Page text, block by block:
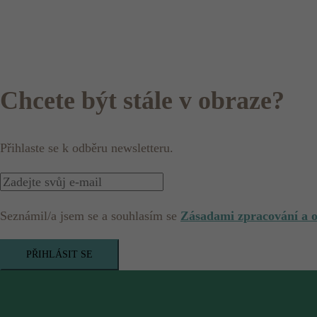
Chcete být stále v obraze?
Přihlaste se k odběru newsletteru.
Seznámil/a jsem se a souhlasím se Zásadami zpracování a
PŘIHLÁSIT SE